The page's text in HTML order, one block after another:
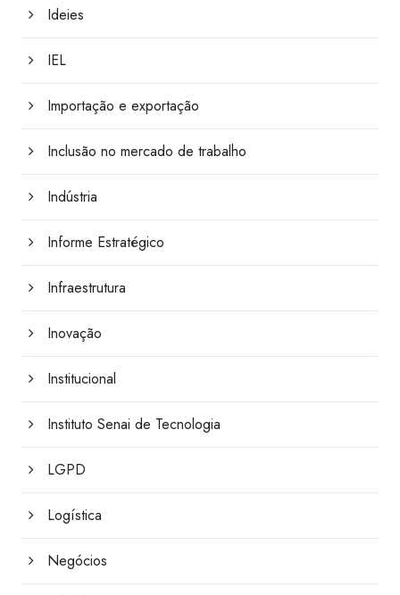
Ideies
IEL
Importação e exportação
Inclusão no mercado de trabalho
Indústria
Informe Estratégico
Infraestrutura
Inovação
Institucional
Instituto Senai de Tecnologia
LGPD
Logística
Negócios